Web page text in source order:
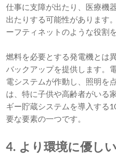
仕事に支障が出たり、医療機
出たりする可能性があります
ーフティネットのような役割
燃料を必要とする発電機とは
バックアップを提供します。
電システムが作動し、照明を
は、特に子供や高齢者がいる
ギー貯蔵システムを導入する
要な要素の一つです。
4. より環境に優し